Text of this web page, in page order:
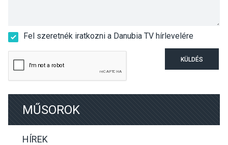
Fel szeretnék iratkozni a Danubia TV hírlevelére
KÜLDÉS
MŰSOROK
HÍREK